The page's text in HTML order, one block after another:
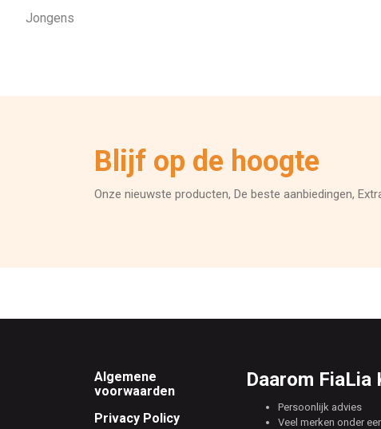
Jongens
Blijf op de hoogte
Onze nieuwste producten, De beste aanbiedingen,
Footer
Algemene
voorwaarden
Privacy Policy
Daarom FiaLia
Persoonlijk advies
Veel merken onder